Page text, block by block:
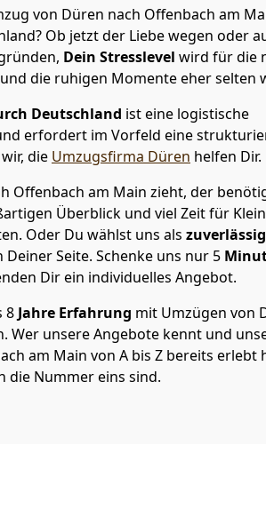
von Düren nach Offenbach am
Ob jetzt der Liebe wegen oder
Dein Stresslevel wird für die
die ruhigen Momente eher selten
Deutschland ist eine logistische
erfordert im Vorfeld eine
die Umzugsfirma Düren helfen Dir.
Offenbach am Main zieht, der
Überblick und viel Zeit für
Oder Du wählst uns als
Deiner Seite. Schenke uns nur 5
Dir ein individuelles Angebot.
8 Jahre Erfahrung mit Umzügen von
Wer unsere Angebote kennt und
am Main von A bis Z bereits erlebt
die Nummer eins sind.